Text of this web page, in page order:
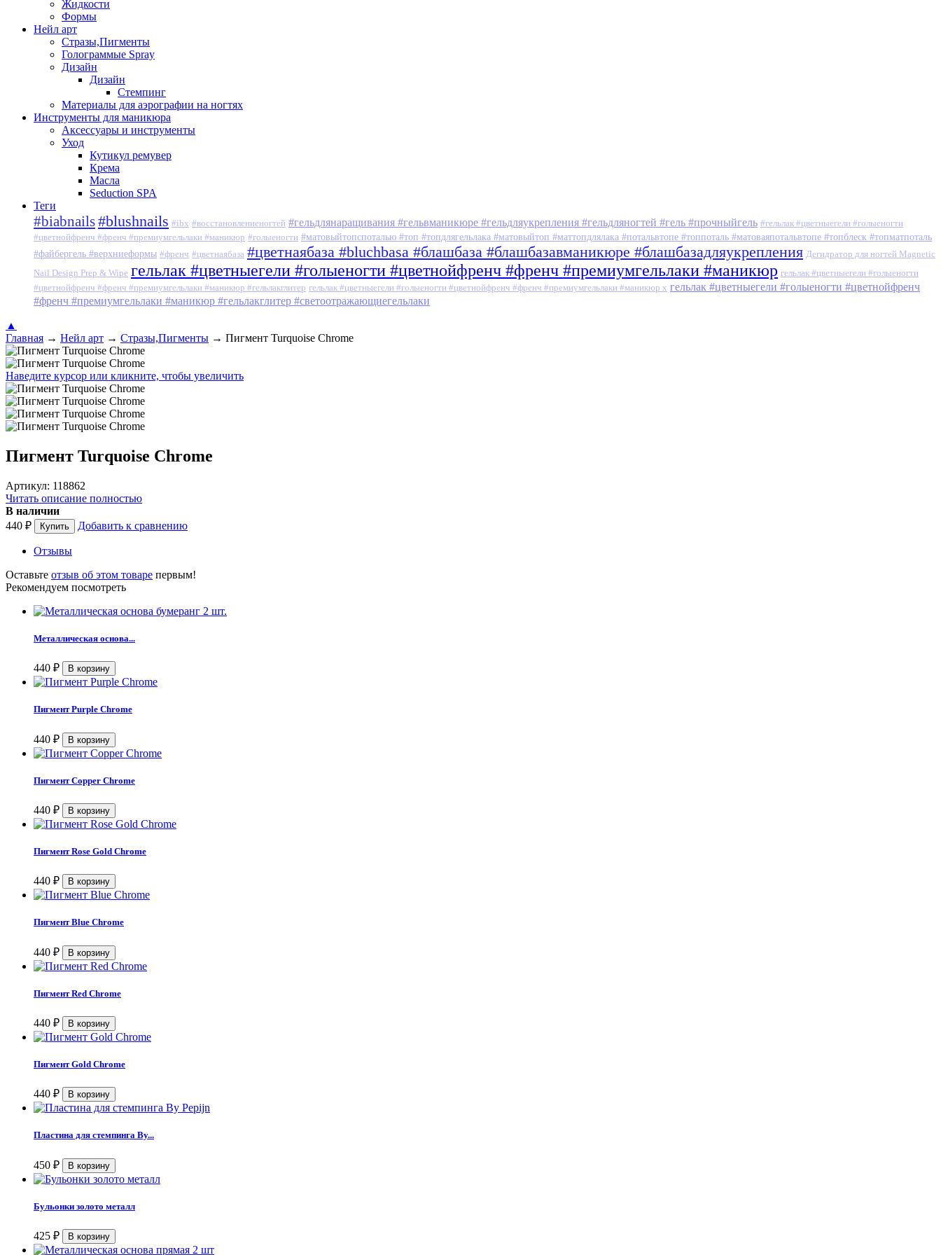
Жидкости
Формы
Нейл арт
Стразы,Пигменты
Голограммые Spray
Дизайн
Дизайн
Стемпинг
Материалы для аэрографии на ногтях
Инструменты для маникюра
Аксессуары и инструменты
Уход
Кутикул ремувер
Крема
Масла
Seduction SPA
Теги
#biabnails#blushnails #ibx #восстановлениеногтей #гельдлянаращивания #гельвманикюре #гельдляукрепления #гельдляногтей #гель #прочныйгель #гельлак #цветныегели #голыеногти
#цветнойфренч #френч #премиумгельлаки #маникюр #голыеногти #матовыйтопспоталью #топ #топдлягельлака #матовыйтоп #маттопдлялака #потальвтопе #топпоталь #матоваяпотальвтопе #топблеск #топматпоталь
#файбергель #верхниеформы #френч #цветнаябаза #цветнаябаза #bluchbasa #блашбаза #блашбазавманикюре #блашбазадляукрепления Дегидратор для ногтей Magnetic
Nail Design Prep & Wipe гельлак #цветныегели #голыеногти #цветнойфренч #френч #премиумгельлаки #маникюр гельлак #цветныегели #голыеногти
#цветнойфренч #френч #премиумгельлаки #маникюр #гельлакглитер гельлак #цветныегели #голыеногти #цветнойфренч #френч #премиумгельлаки #маникюр x гельлак #цветныегели #голыеногти #цветнойфренч
#френч #премиумгельлаки #маникюр #гельлакглитер #светоотражающиегельлаки
▲
Главная → Нейл арт → Стразы,Пигменты → Пигмент Turquoise Chrome
Наведите курсор или кликните, чтобы увеличить
Пигмент Turquoise Chrome
Артикул: 118862
Читать описание полностью
В наличии
440 ₽ Добавить к сравнению
Отзывы
Оставьте отзыв об этом товаре первым!
Рекомендуем посмотреть
Металлическая основа...
440 ₽
Пигмент Purple Chrome
440 ₽
Пигмент Copper Chrome
440 ₽
Пигмент Rose Gold Chrome
440 ₽
Пигмент Blue Chrome
440 ₽
Пигмент Red Chrome
440 ₽
Пигмент Gold Chrome
440 ₽
Пластина для стемпинга By...
450 ₽
Бульонки золото металл
425 ₽